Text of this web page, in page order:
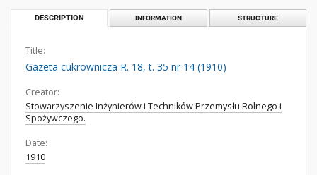
DESCRIPTION INFORMATION STRUCTURE
Title:
Gazeta cukrownicza R. 18, t. 35 nr 14 (1910)
Creator:
Stowarzyszenie Inżynierów i Techników Przemysłu Rolnego i
Spożywczego.
Date:
1910